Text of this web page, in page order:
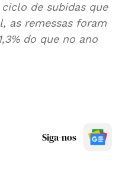
de subidas que
as remessas foram
do que no ano
Siga-nos